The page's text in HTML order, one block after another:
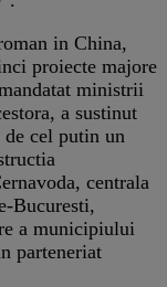
in China,
proiecte majore
ministrii
a sustinut
cel putin un
centrala
Bucuresti,
a municipiului
parteneriat